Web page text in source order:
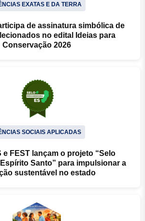
EXATAS E DA TERRA
de assinatura simbólica de
no edital Ideias para
Conservação 2026
SOCIAIS APLICADAS
e FEST lançam o projeto “Selo
Santo” para impulsionar a
sustentável no estado